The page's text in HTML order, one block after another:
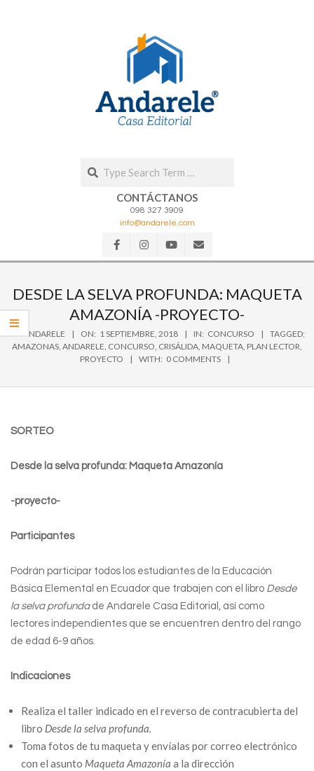
CONTÁCTANOS
098 327 3909
info@andarele.com
Navigation
Menu
DESDE LA SELVA PROFUNDA: MAQUETA
AMAZONÍA -PROYECTO-
BY: ANDARELE ON: 1 SEPTIEMBRE, 2018 IN: CONCURSO
TAGGED:
AMAZONAS, ANDARELE, CONCURSO, CRISÁLIDA, MAQUETA, PLAN LECTOR,
PROYECTO
WITH: 0 COMMENTS
SORTEO
Desde la selva profunda: Maqueta Amazonía
-proyecto-
Participantes
Podrán participar todos los estudiantes de la Educación
Básica Elemental en Ecuador que trabajen con el libro Desde
la selva profundade Andarele Casa Editorial, así como
lectores independientes que se encuentren dentro del rango
de edad 6-9 años.
Indicaciones
Realiza el taller indicado en el reverso de contracubierta del
libro Desde la selva profunda.
Toma fotos de tu maqueta y envíalas por correo electrónico
con el asunto Maqueta Amazonía a la dirección